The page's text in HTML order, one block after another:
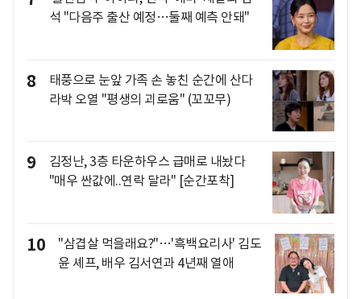
석 "다음주 출산 예정…둘째 예측 안돼"
8
태풍으로 눈앞 가족 손 놓친 순간에 산다
라박 오열 "평생의 괴로움" (꼬꼬무)
9
김정난, 3층 타운하우스 급매로 내놨다
"매우 싼값에..연락 달라" [순간포착]
10
"삼겹살 먹을래요?"…'흑백요리사' 김도
윤 셰프, 배우 김서연과 4년째 열애